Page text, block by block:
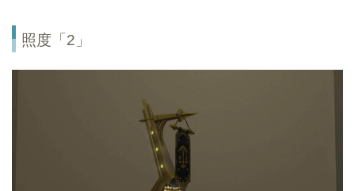
照度「2」